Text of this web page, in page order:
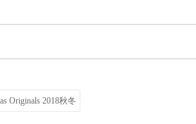
Originals 2018秋冬